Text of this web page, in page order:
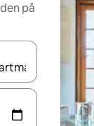
på
med upp- och